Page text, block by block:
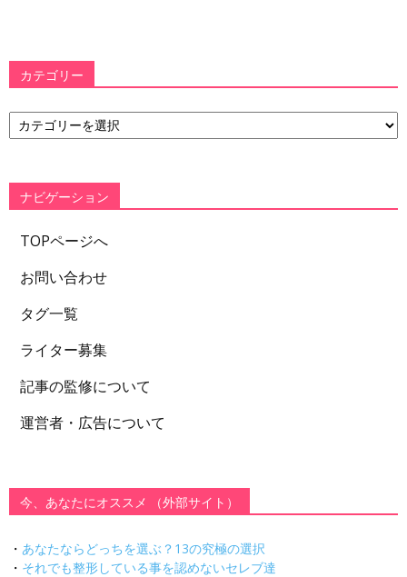
カテゴリー
カ
テ
ー
ナビゲーション
TOPページへ
お問い合わせ
タグ一覧
ライター募集
記事の監修について
運営者・広告について
今、あなたにオススメ （外部サイト）
・ あなたならどっちを選ぶ？13の究極の選択
・ それでも整形している事を認めないセレブ達